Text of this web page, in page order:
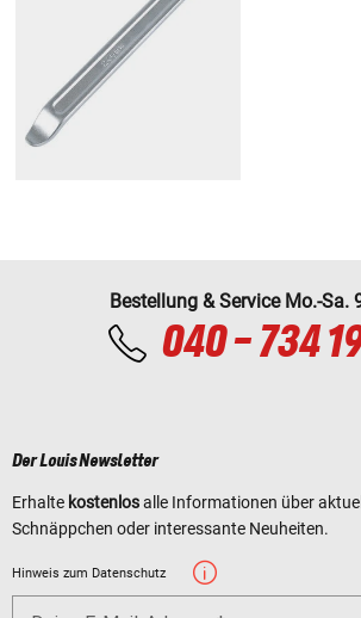
Bestellung & Service Mo.-Sa.
040 - 734
Der Louis Newsletter
Erhalte kostenlosalle Informationen über
Schnäppchen oder interessante Neuheiten.
Hinweis zum Datenschutz